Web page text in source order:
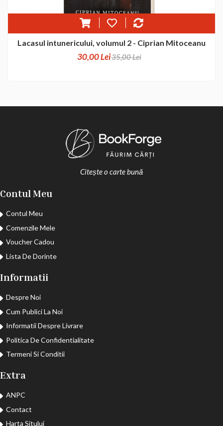
Lacasul intunericului, volumul 2 - Ciprian Mitoceanu
30,00 Lei35,00 Lei
Citește o carte bună
Contul Meu
Contul Meu
Comenzile Mele
Voucher Cadou
Lista De Dorinte
Informatii
Despre Noi
Cum Publici La Noi
Informatii Despre Livrare
Politica De Confidentialitate
Termeni Si Conditii
Extra
ANPC
Contact
Harta Sitului